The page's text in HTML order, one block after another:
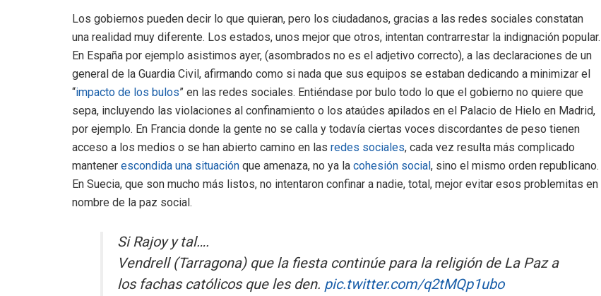
Los gobiernos pueden decir lo que quieran, pero los ciudadanos, gracias a las redes sociales constatan
una realidad muy diferente. Los estados, unos mejor que otros, intentan contrarrestar la indignación popular.
En España por ejemplo asistimos ayer, (asombrados no es el adjetivo correcto), a las declaraciones de un
general de la Guardia Civil, afirmando como si nada que sus equipos se estaban dedicando a minimizar el
“impacto de los bulos” en las redes sociales. Entiéndase por bulo todo lo que el gobierno no quiere que
sepa, incluyendo las violaciones al confinamiento o los ataúdes apilados en el Palacio de Hielo en Madrid,
por ejemplo. En Francia donde la gente no se calla y todavía ciertas voces discordantes de peso tienen
acceso a los medios o se han abierto camino en las redes sociales, cada vez resulta más complicado
mantener escondida una situación que amenaza, no ya la cohesión social , sino el mismo orden republicano.
En Suecia, que son mucho más listos, no intentaron confinar a nadie, total, mejor evitar esos problemitas en
nombre de la paz social.
Si Rajoy y tal….
Vendrell (Tarragona) que la fiesta continúe para la religión de La Paz a
los fachas católicos que les den. pic.twitter.com/q2tMQp1ubo